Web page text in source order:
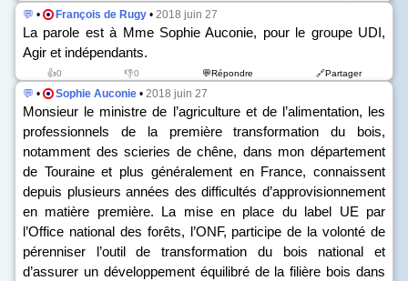
💬 • François de Rugy • 2018 juin 27
La parole est à Mme Sophie Auconie, pour le groupe UDI,
Agir et indépendants.
👍0 👎0 💬Répondre 🔗Partager
💬 • Sophie Auconie • 2018 juin 27
Monsieur le ministre de l’agriculture et de l’alimentation, les
professionnels de la première transformation du bois,
notamment des scieries de chêne, dans mon département
de Touraine et plus généralement en France, connaissent
depuis plusieurs années des difficultés d’approvisionnement
en matière première. La mise en place du label UE par
l’Office national des forêts, l’ONF, participe de la volonté de
pérenniser l’outil de transformation du bois national et
d’assurer un développement équilibré de la filière bois dans